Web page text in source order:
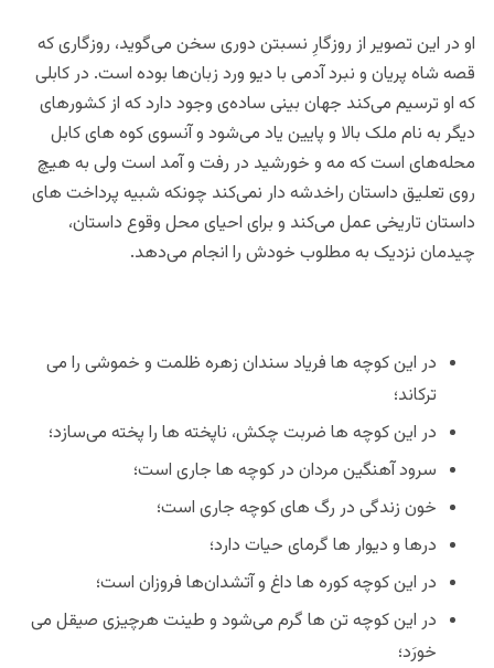
او در این تصویر از روزگارِ نسبتن دوری سخن می‌گوید، روزگاری که
قصه شاه پریان و نبرد آدمی با دیو ورد زبان‌ها بوده است. در کابلی
که او ترسیم می‌کند جهان بینی ساده‌ی وجود دارد که از کشورهای
دیگر به نام ملک بالا و پایین یاد می‌شود و آنسوی کوه های کابل
محله‌های است که مه و خورشید در رفت و آمد است ولی به هیچ
روی تعلیق داستان راخدشه دار نمی‌کند چونکه شبیه پرداخت های
داستان تاریخی عمل می‌کند و برای احیای محل وقوع داستان،
چیدمان نزدیک به مطلوب خودش را انجام می‌دهد.
در این کوچه ها فریاد سندان زهره ظلمت و خموشی را می
ترکاند؛
در این کوچه ها ضربت چکش، ناپخته‌ ها را پخته می‌سازد؛
سرود آهنگین مردان در کوچه ها جاری است؛
خون زندگی در رگ های کوچه جاری است؛
درها و دیوار ها گرمای حیات دارد؛
در این کوچه کوره ها داغ و آتشدان‌ها فروزان است؛
در این کوچه تن ها گرم می‌شود و طینت هرچیزی صیقل می
خورَد؛